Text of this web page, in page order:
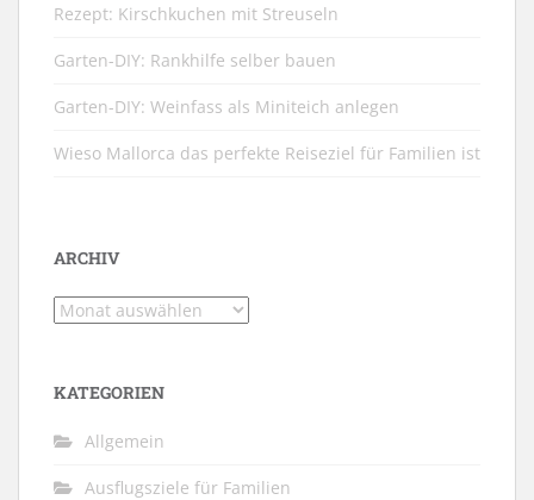
Rezept: Kirschkuchen mit Streuseln
Garten-DIY: Rankhilfe selber bauen
Garten-DIY: Weinfass als Miniteich anlegen
Wieso Mallorca das perfekte Reiseziel für Familien ist
ARCHIV
Archiv
KATEGORIEN
Allgemein
Ausflugsziele für Familien